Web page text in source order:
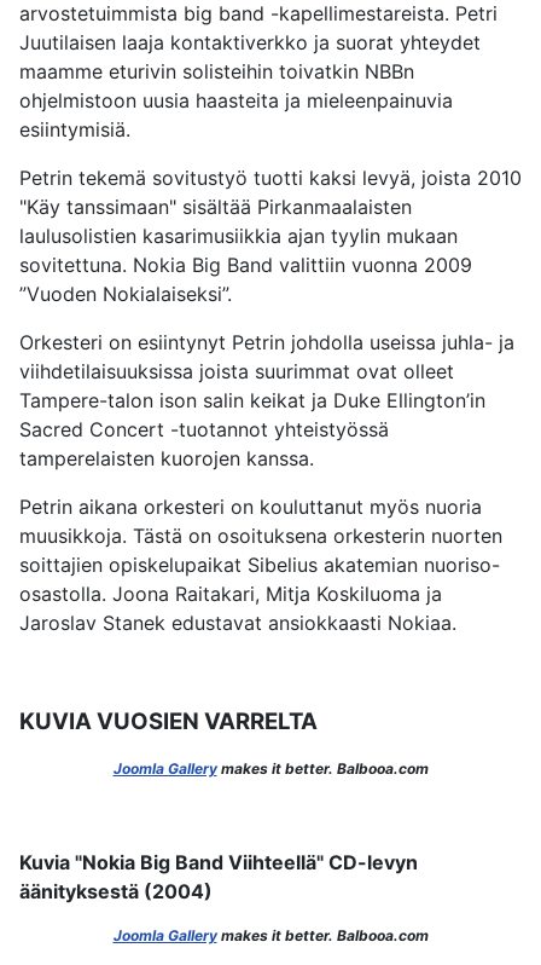
arvostetuimmista big band -kapellimestareista. Petri
Juutilaisen laaja kontaktiverkko ja suorat yhteydet
maamme eturivin solisteihin toivatkin NBBn
ohjelmistoon uusia haasteita ja mieleenpainuvia
esiintymisiä.
Petrin tekemä sovitustyö tuotti kaksi levyä, joista 2010
"Käy tanssimaan" sisältää Pirkanmaalaisten
laulusolistien kasarimusiikkia ajan tyylin mukaan
sovitettuna. Nokia Big Band valittiin vuonna 2009
”Vuoden Nokialaiseksi”.
Orkesteri on esiintynyt Petrin johdolla useissa juhla- ja
viihdetilaisuuksissa joista suurimmat ovat olleet
Tampere-talon ison salin keikat ja Duke Ellington’in
Sacred Concert -tuotannot yhteistyössä
tamperelaisten kuorojen kanssa.
Petrin aikana orkesteri on kouluttanut myös nuoria
muusikkoja. Tästä on osoituksena orkesterin nuorten
soittajien opiskelupaikat Sibelius akatemian nuoriso-
osastolla. Joona Raitakari, Mitja Koskiluoma ja
Jaroslav Stanek edustavat ansiokkaasti Nokiaa.
KUVIA VUOSIEN VARRELTA
Joomla Gallerymakes it better. Balbooa.com
Kuvia "Nokia Big Band Viihteellä" CD-levyn
äänityksestä (2004)
Joomla Gallerymakes it better. Balbooa.com